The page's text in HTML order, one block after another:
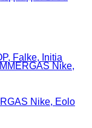
Nike, Eolo